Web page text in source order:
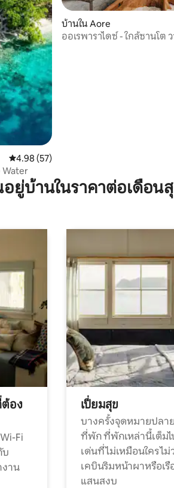
คะแนนเฉลี่ย 4.98 จาก 5, 57 รีวิว
4.98 (57)
Water
บ้านใน Aore
ออเรพาราไดซ์ - ใกล้ซานโต
ยู่บ้านในราคาต่อเดือน
อง
Fi
บ
าน
เปี่ยมสุข
บางครั้งจุดหมายปลา
ที่พัก ที่พักเหล่านี้เต็ม
เด่นที่ไม่เหมือนใคร ไม่
เคบินริมหน้าผาหรือเ
แสนสงบ